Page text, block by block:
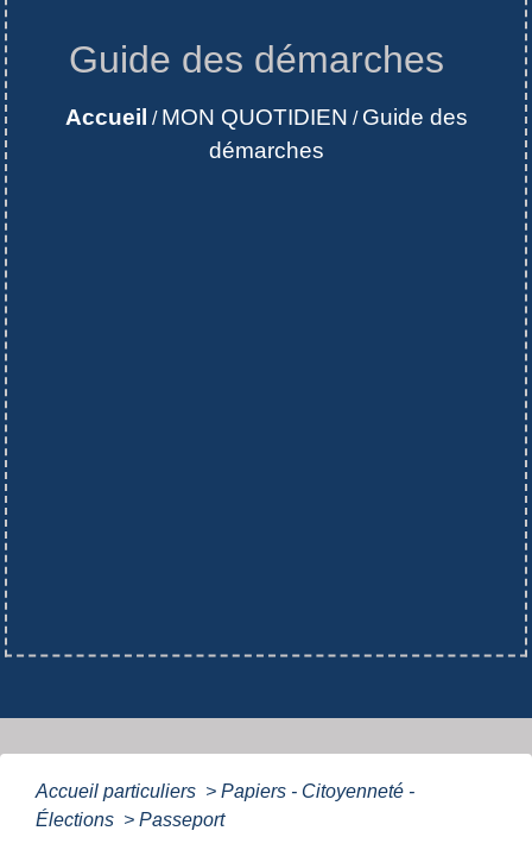
Guide des démarches
Accueil / MON QUOTIDIEN / Guide des
démarches
Accueil particuliers > Papiers - Citoyenneté -
Élections > Passeport